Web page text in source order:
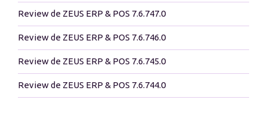
Review de ZEUS ERP & POS 7.6.747.0
Review de ZEUS ERP & POS 7.6.746.0
Review de ZEUS ERP & POS 7.6.745.0
Review de ZEUS ERP & POS 7.6.744.0